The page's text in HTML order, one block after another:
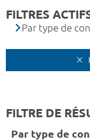
FILTRES
Par type de
FILTRE DE
Par type de